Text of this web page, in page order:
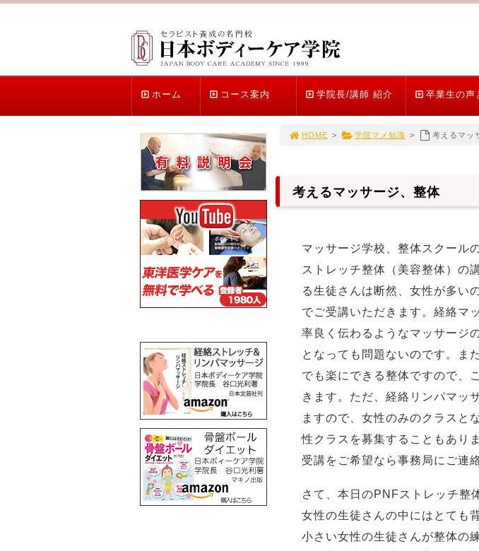
ホーム コース案内 学院長/講師 紹介 卒業生の声
HOME > 学院マメ知識 > 考えるマッ
考えるマッサージ、整体
マッサージ学校、整体スクール
ストレッチ整体（美容整体）の
る生徒さんは断然、女性が多い
でご受講いただきます。経絡マ
率良く伝わるようなマッサージ
となっても問題ないのです。ま
でも楽にできる整体ですので、
きます。ただ、経絡リンパマッ
ますので、女性のみのクラスと
性クラスを募集することもあり
受講をご希望なら事務局にご連
さて、本日のPNFストレッチ整
女性の生徒さんの中にはとても
小さい女性の生徒さんが整体の